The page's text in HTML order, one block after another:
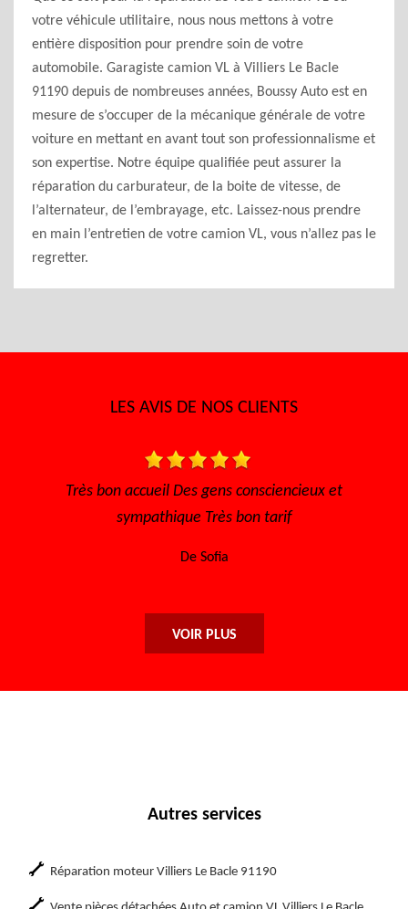
votre véhicule utilitaire, nous nous mettons à votre
entière disposition pour prendre soin de votre
automobile. Garagiste camion VL à Villiers Le Bacle
91190 depuis de nombreuses années, Boussy Auto est en
mesure de s’occuper de la mécanique générale de votre
voiture en mettant en avant tout son professionnalisme et
son expertise. Notre équipe qualifiée peut assurer la
réparation du carburateur, de la boite de vitesse, de
l’alternateur, de l’embrayage, etc. Laissez-nous prendre
en main l’entretien de votre camion VL, vous n’allez pas le
regretter.
LES AVIS DE NOS CLIENTS
Très bon accueil, rapide pour avoir un rendez
l'écoute Disponible, sérieux et efficace...
VOIR PLUS
Autres services
Réparation moteur Villiers Le Bacle 91190